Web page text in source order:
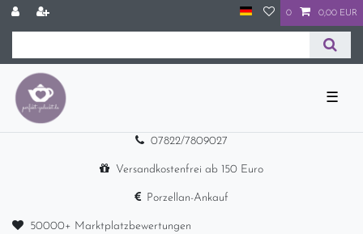
0 0,00 EUR
☰
07822/7809027
Versandkostenfrei ab 150 Euro
Porzellan-Ankauf
50000+ Marktplatzbewertungen